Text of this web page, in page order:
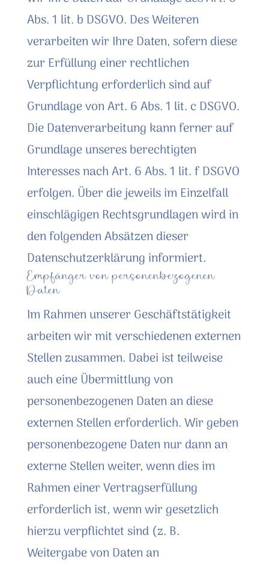
Abs. 1 lit. b DSGVO. Des Weiteren
verarbeiten wir Ihre Daten, sofern diese
zur Erfüllung einer rechtlichen
Verpflichtung erforderlich sind auf
Grundlage von Art. 6 Abs. 1 lit. c DSGVO.
Die Datenverarbeitung kann ferner auf
Grundlage unseres berechtigten
Interesses nach Art. 6 Abs. 1 lit. f DSGVO
erfolgen. Über die jeweils im Einzelfall
einschlägigen Rechtsgrundlagen wird in
den folgenden Absätzen dieser
Datenschutzerklärung informiert.
Empfänger von personenbezogenen
Daten
Im Rahmen unserer Geschäftstätigkeit
arbeiten wir mit verschiedenen externen
Stellen zusammen. Dabei ist teilweise
auch eine Übermittlung von
personenbezogenen Daten an diese
externen Stellen erforderlich. Wir geben
personenbezogene Daten nur dann an
externe Stellen weiter, wenn dies im
Rahmen einer Vertragserfüllung
erforderlich ist, wenn wir gesetzlich
hierzu verpflichtet sind (z. B.
Weitergabe von Daten an